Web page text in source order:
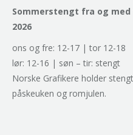
Sommerstengt fra og
2026
ons og fre: 12-17 | tor 12-18
lør: 12-16 | søn – tir: stengt
Norske Grafikere holder
påskeuken og romjulen.